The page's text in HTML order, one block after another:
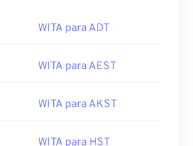
WITA para ADT
WITA para AEST
WITA para AKST
WITA para HST